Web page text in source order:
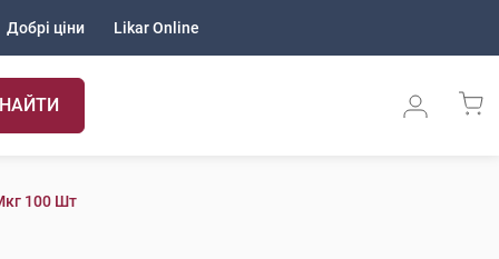
Добрі ціни Likar Online
100 Шт